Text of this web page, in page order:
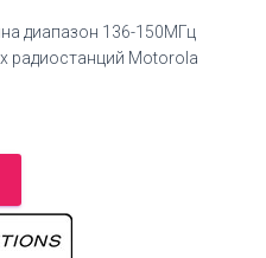
диапазон 136-150МГц
радиостанций Motorola